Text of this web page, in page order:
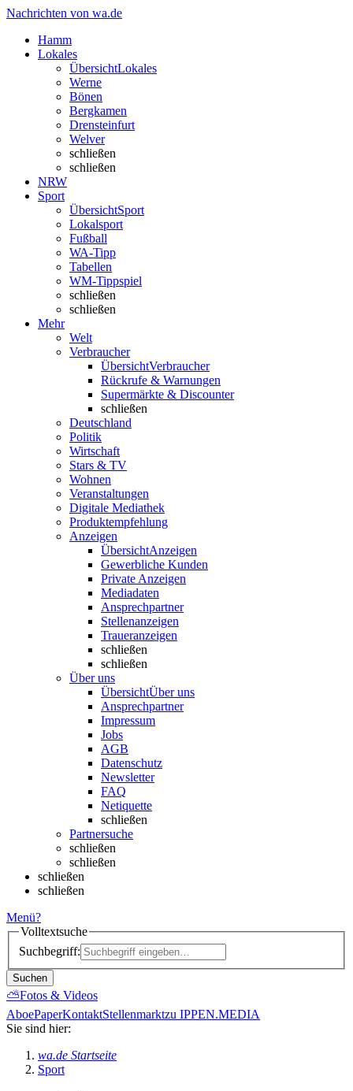
Nachrichten von wa.de
Hamm
Lokales
ÜbersichtLokales
Werne
Bönen
Bergkamen
Drensteinfurt
Welver
schließen
schließen
NRW
Sport
ÜbersichtSport
Lokalsport
Fußball
WA-Tipp
Tabellen
WM-Tippspiel
schließen
schließen
Mehr
Welt
Verbraucher
ÜbersichtVerbraucher
Rückrufe & Warnungen
Supermärkte & Discounter
schließen
Deutschland
Politik
Wirtschaft
Stars & TV
Wohnen
Veranstaltungen
Digitale Mediathek
Produktempfehlung
Anzeigen
ÜbersichtAnzeigen
Gewerbliche Kunden
Private Anzeigen
Mediadaten
Ansprechpartner
Stellenanzeigen
Traueranzeigen
schließen
schließen
Über uns
ÜbersichtÜber uns
Ansprechpartner
Impressum
Jobs
AGB
Datenschutz
Newsletter
FAQ
Netiquette
schließen
Partnersuche
schließen
schließen
schließen
schließen
Menü?
Volltextsuche
Suchbegriff:
Suchen
⛅Fotos & Videos
AboePaperKontaktStellenmarktzu IPPEN.MEDIA
Sie sind hier:
wa.de Startseite
Sport